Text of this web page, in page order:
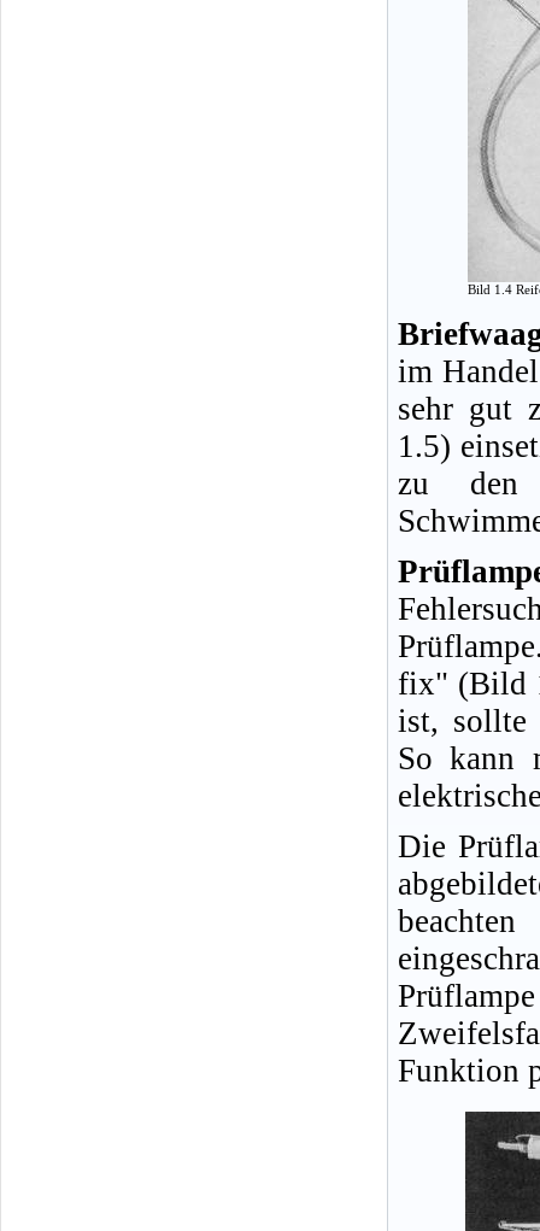
Bild 1.4
im
sehr gut
1.5)
zu den
fix" (Bild
ist, sollte
So kann
Die
Funktion